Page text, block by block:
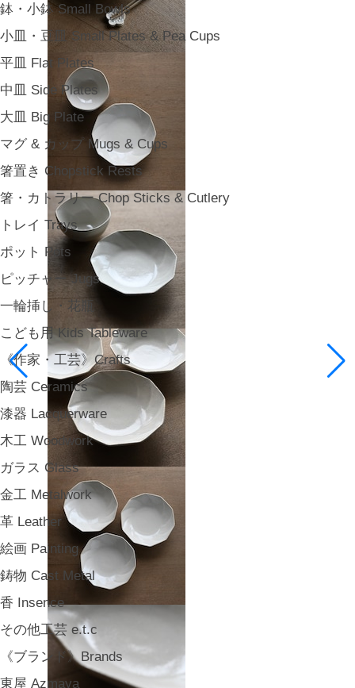
鉢・小鉢 Small Bowls
小皿・豆皿 Small Plates & Pea Cups
平皿 Flat Plates
中皿 Side Plates
大皿 Big Plate
マグ & カップ Mugs & Cups
箸置き Chopstick Rests
箸・カトラリー Chop Sticks & Cutlery
トレイ Trays
ポット Pots
ピッチャー Jugs
一輪挿し・花瓶
こども用 Kids Tableware
《作家・工芸》Crafts
陶芸 Ceramics
漆器 Lacquerware
木工 Woodwork
ガラス Glass
金工 Metalwork
革 Leather
絵画 Painting
鋳物 Cast Metal
香 Insence
その他工芸 e.t.c
《ブランド》Brands
東屋 Azmaya